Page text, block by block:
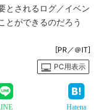
とされるログ／イベン
とができるのだろう
[PR／＠IT]
PC用表示
Hatena